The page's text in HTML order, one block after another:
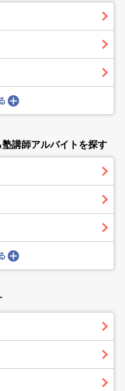
講師アルバイトを探す